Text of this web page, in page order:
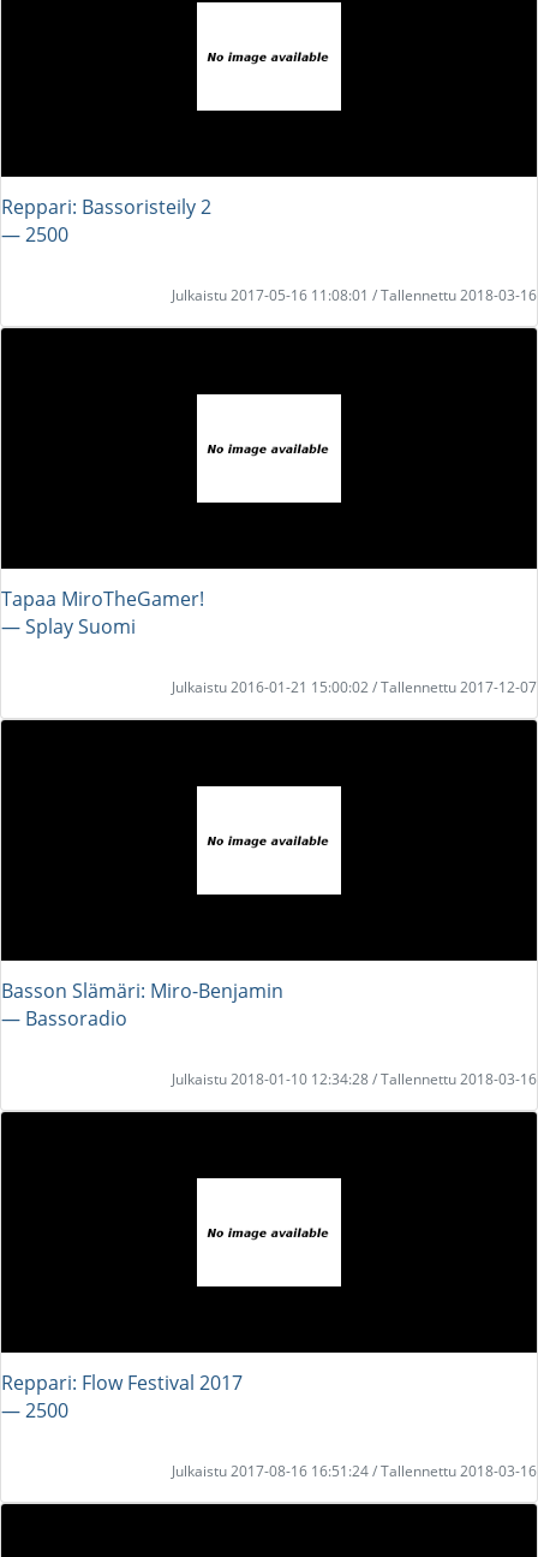
Reppari: Bassoristeily 2
― 2500
Julkaistu 2017-05-16 11:08:01 / Tallennettu 2018-03-16
Tapaa MiroTheGamer!
― Splay Suomi
Julkaistu 2016-01-21 15:00:02 / Tallennettu 2017-12-07
Basson Slämäri: Miro-Benjamin
― Bassoradio
Julkaistu 2018-01-10 12:34:28 / Tallennettu 2018-03-16
Reppari: Flow Festival 2017
― 2500
Julkaistu 2017-08-16 16:51:24 / Tallennettu 2018-03-16